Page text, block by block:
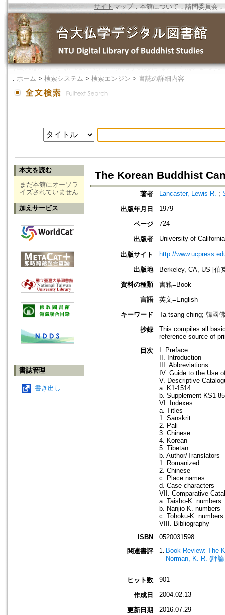
サイトマップ．本館について ． 諮問委員会 ．
． ホーム > 検索システム > 検索エンジン > 書誌の詳細内容
本文を読む
まだ本館にオーソラ
イズされていません
加えサービス
書誌管理
書き出し
The Korean Buddhist
著者 Lancaster, Lewis R. ;
出版年月日 1979
ページ 724
出版者 University of
出版サイト http://
出版地
Berkeley, CA, US [伯
資料の種類
書籍=Book
言語
英文=English
キーワード
Ta tsang ching; 韓國
抄録
This compiles all
reference source of
目次
I. Preface
II. Introduction
III. Abbreviations
IV. Guide to the Use
V. Descriptive
a. K1-1514
b. Supplement KS1-85
VI. Indexes
a. Titles
1. Sanskrit
2. Pali
3. Chinese
4. Korean
5. Tibetan
b. Author/Translators
1. Romanized
2. Chinese
c. Place names
d. Case characters
VII. Comparative
a. Taisho-K. numbers
b. Nanjio-K. numbers
c. Tohoku-K. numbers
VIII. Bibliography
ISBN
0520031598
関連書評
Book Review: The
Norman, K. R. (評
ヒット数 901
作成日 2004.02.13
更新日期 2016.07.29